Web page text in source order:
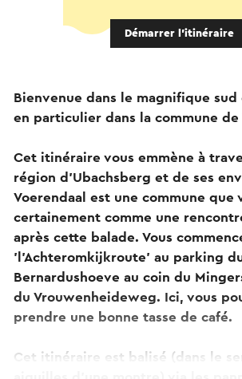
Démarrer l’itinéraire
Bienvenue dans le magnifique
en particulier dans la commune de
Cet itinéraire vous emmène à
région d'Ubachsberg et de ses
Voerendaal est une commune que
certainement comme une
après cette balade. Vous
'l'Achteromkijkroute' au parking
Bernardushoeve au coin du
du Vrouwenheideweg. Ici, vous
prendre une bonne tasse de café.
Cet itinéraire est balisé (dans le